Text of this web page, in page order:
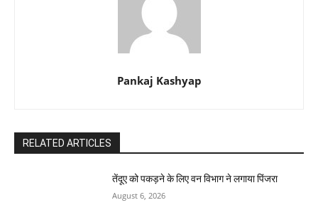
Pankaj Kashyap
RELATED ARTICLES
तेंदूए को पकड़ने के लिए वन विभाग ने लगाया पिंजरा
August 6, 2026